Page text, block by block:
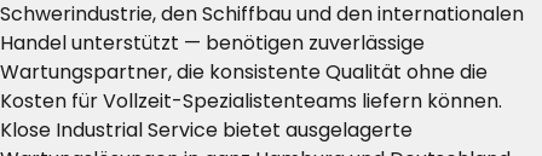
Schwerindustrie, den Schiffbau und den internationalen
Handel unterstützt — benötigen zuverlässige
Wartungspartner, die konsistente Qualität ohne die
Kosten für Vollzeit-Spezialistenteams liefern können.
Klose Industrial Service bietet ausgelagerte